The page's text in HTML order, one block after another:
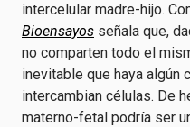
intercelular madre-hijo.
Bioensayos señala que,
no comparten todo el
inevitable que haya algún
intercambian células. De
materno-fetal podría ser